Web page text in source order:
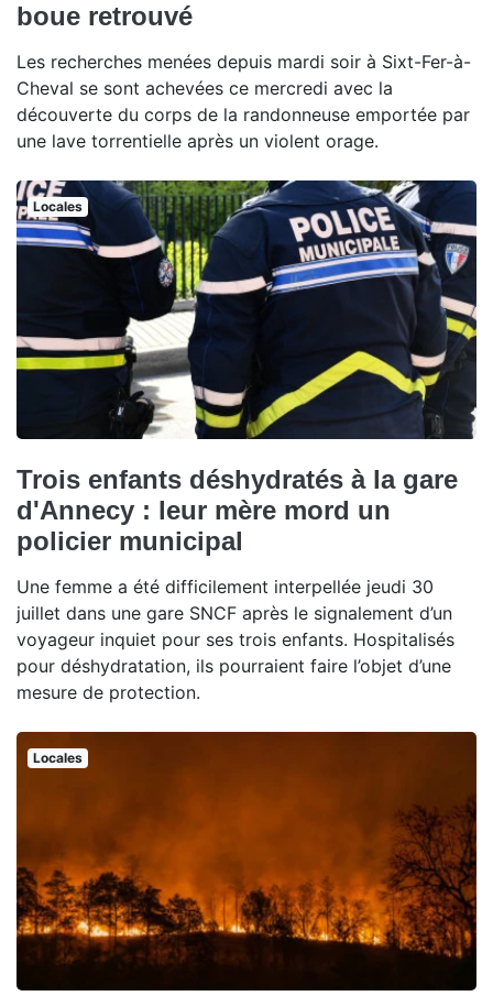
boue retrouvé
Les recherches menées depuis mardi soir à Sixt-Fer-à-
Cheval se sont achevées ce mercredi avec la
découverte du corps de la randonneuse emportée par
une lave torrentielle après un violent orage.
Locales
Trois enfants déshydratés à la gare
d'Annecy : leur mère mord un
policier municipal
Une femme a été difficilement interpellée jeudi 30
juillet dans une gare SNCF après le signalement d’un
voyageur inquiet pour ses trois enfants. Hospitalisés
pour déshydratation, ils pourraient faire l’objet d’une
mesure de protection.
Locales